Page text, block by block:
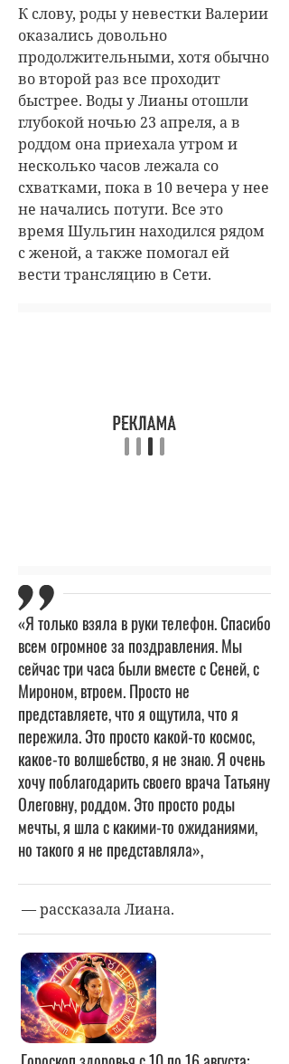
К слову, роды у невестки Валерии
оказались довольно
продолжительными, хотя обычно
во второй раз все проходит
быстрее. Воды у Лианы отошли
глубокой ночью 23 апреля, а в
роддом она приехала утром и
несколько часов лежала со
схватками, пока в 10 вечера у нее
не начались потуги. Все это
время Шульгин находился рядом
с женой, а также помогал ей
вести трансляцию в Сети.
«Я только взяла в руки телефон. Спасибо
всем огромное за поздравления. Мы
сейчас три часа были вместе с Сеней, с
Мироном, втроем. Просто не
представляете, что я ощутила, что я
пережила. Это просто какой-то космос,
какое-то волшебство, я не знаю. Я очень
хочу поблагодарить своего врача Татьяну
Олеговну, роддом. Это просто роды
мечты, я шла с какими-то ожиданиями,
но такого я не представляла»,
— рассказала Лиана.